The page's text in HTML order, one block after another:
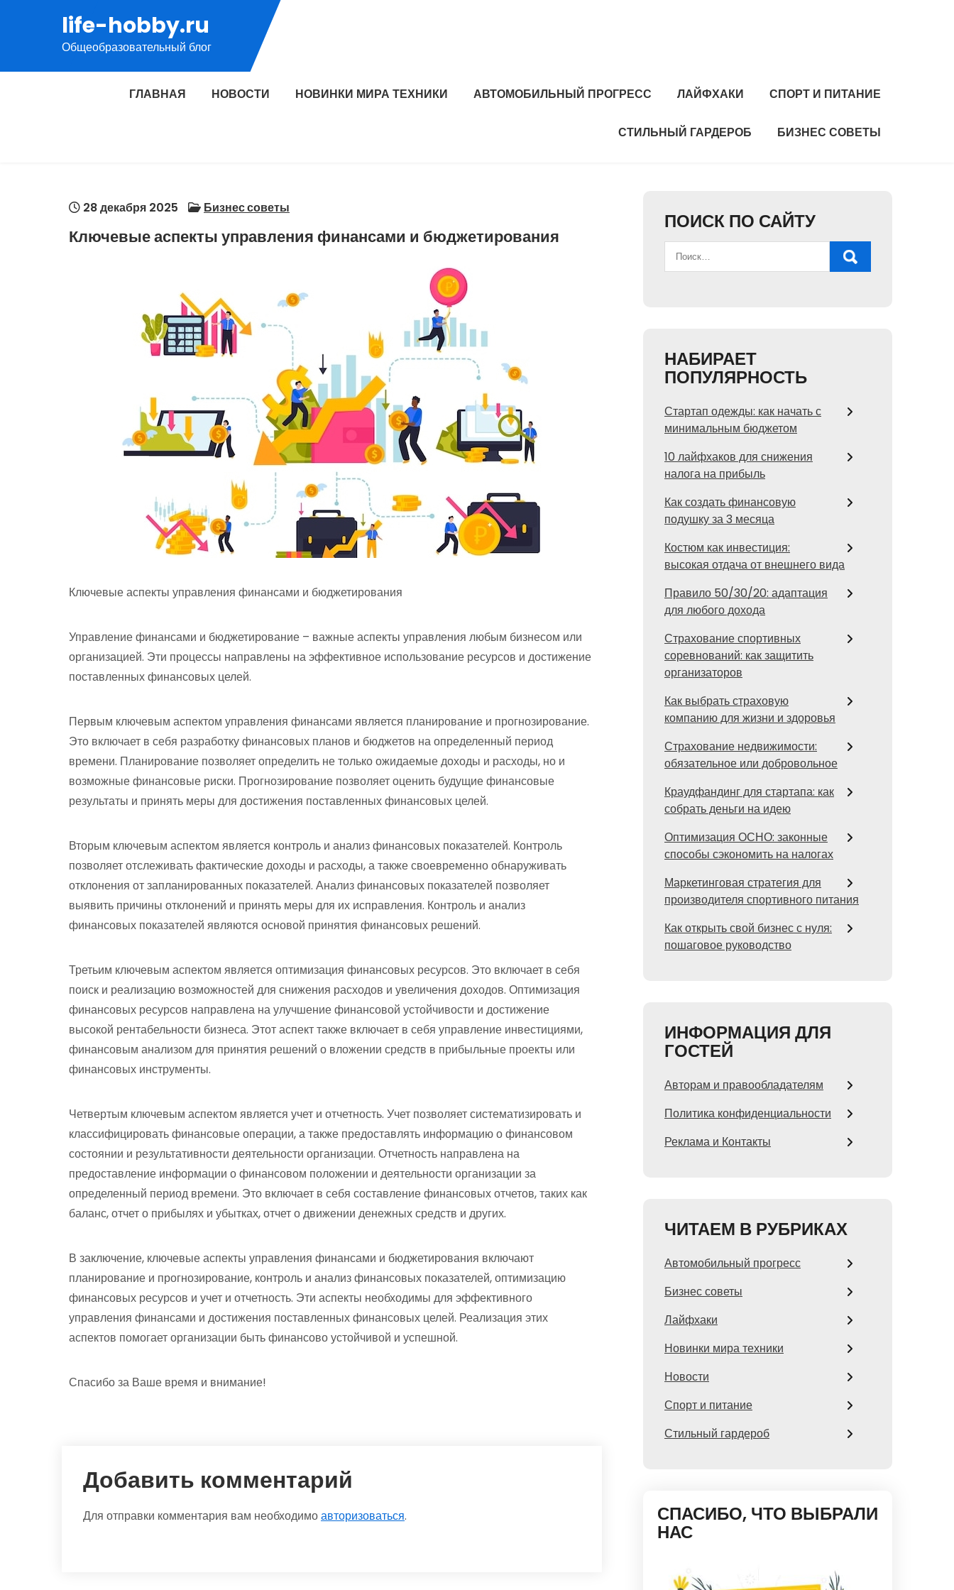
содержимому
life-hobby.ru
Общеобразовательный блог
ГЛАВНАЯ НОВОСТИ НОВИНКИ МИРА ТЕХНИКИ АВТОМОБИЛЬНЫЙ ПРОГРЕСС ЛАЙФХАКИ СПОРТ И ПИТАНИЕ
СТИЛЬНЫЙ ГАРДЕРОБ БИЗНЕС СОВЕТЫ
28 декабря 2025 Бизнес советы
Ключевые аспекты управления финансами и бюджетирования
Ключевые аспекты управления финансами и бюджетирования
Управление финансами и бюджетирование – важные аспекты управления любым бизнесом или
организацией. Эти процессы направлены на эффективное использование ресурсов и достижение
поставленных финансовых целей.
Первым ключевым аспектом управления финансами является планирование и прогнозирование.
Это включает в себя разработку финансовых планов и бюджетов на определенный период
времени. Планирование позволяет определить не только ожидаемые доходы и расходы, но и
возможные финансовые риски. Прогнозирование позволяет оценить будущие финансовые
результаты и принять меры для достижения поставленных финансовых целей.
Вторым ключевым аспектом является контроль и анализ финансовых показателей. Контроль
позволяет отслеживать фактические доходы и расходы, а также своевременно обнаруживать
отклонения от запланированных показателей. Анализ финансовых показателей позволяет
выявить причины отклонений и принять меры для их исправления. Контроль и анализ
финансовых показателей являются основой принятия финансовых решений.
Третьим ключевым аспектом является оптимизация финансовых ресурсов. Это включает в себя
поиск и реализацию возможностей для снижения расходов и увеличения доходов. Оптимизация
финансовых ресурсов направлена на улучшение финансовой устойчивости и достижение
высокой рентабельности бизнеса. Этот аспект также включает в себя управление инвестициями,
финансовым анализом для принятия решений о вложении средств в прибыльные проекты или
финансовых инструменты.
Четвертым ключевым аспектом является учет и отчетность. Учет позволяет систематизировать и
классифицировать финансовые операции, а также предоставлять информацию о финансовом
состоянии и результативности деятельности организации. Отчетность направлена на
предоставление информации о финансовом положении и деятельности организации за
определенный период времени. Это включает в себя составление финансовых отчетов, таких как
баланс, отчет о прибылях и убытках, отчет о движении денежных средств и других.
В заключение, ключевые аспекты управления финансами и бюджетирования включают
планирование и прогнозирование, контроль и анализ финансовых показателей, оптимизацию
финансовых ресурсов и учет и отчетность. Эти аспекты необходимы для эффективного
управления финансами и достижения поставленных финансовых целей. Реализация этих
аспектов помогает организации быть финансово устойчивой и успешной.
Спасибо за Ваше время и внимание!
Добавить комментарий
Для отправки комментария вам необходимоавторизоваться.
ПОИСК ПО САЙТУ
НАБИРАЕТ
ПОПУЛЯРНОСТЬ
Стартап одежды: как начать с
минимальным бюджетом
10 лайфхаков для снижения
налога на прибыль
Как создать финансовую
подушку за 3 месяца
Костюм как инвестиция:
высокая отдача от внешнего вида
Правило 50/30/20: адаптация
для любого дохода
Страхование спортивных
соревнований: как защитить
организаторов
Как выбрать страховую
компанию для жизни и здоровья
Страхование недвижимости:
обязательное или добровольное
Краудфандинг для стартапа: как
собрать деньги на идею
Оптимизация ОСНО: законные
способы сэкономить на налогах
Маркетинговая стратегия для
производителя спортивного питания
Как открыть свой бизнес с нуля:
пошаговое руководство
ИНФОРМАЦИЯ ДЛЯ
ГОСТЕЙ
Авторам и правообладателям
Политика конфиденциальности
Реклама и Контакты
ЧИТАЕМ В РУБРИКАХ
Автомобильный прогресс
Бизнес советы
Лайфхаки
Новинки мира техники
Новости
Спорт и питание
Стильный гардероб
СПАСИБО, ЧТО ВЫБРАЛИ
НАС